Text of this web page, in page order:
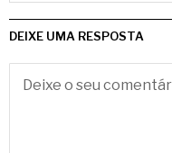
DEIXE UMA RESPOSTA